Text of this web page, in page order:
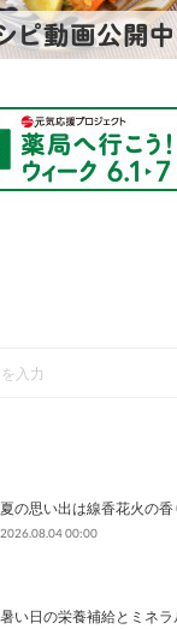
夏の思い出は線香花火の香
2026.08.04 00:00
暑い日の栄養補給とミネラ